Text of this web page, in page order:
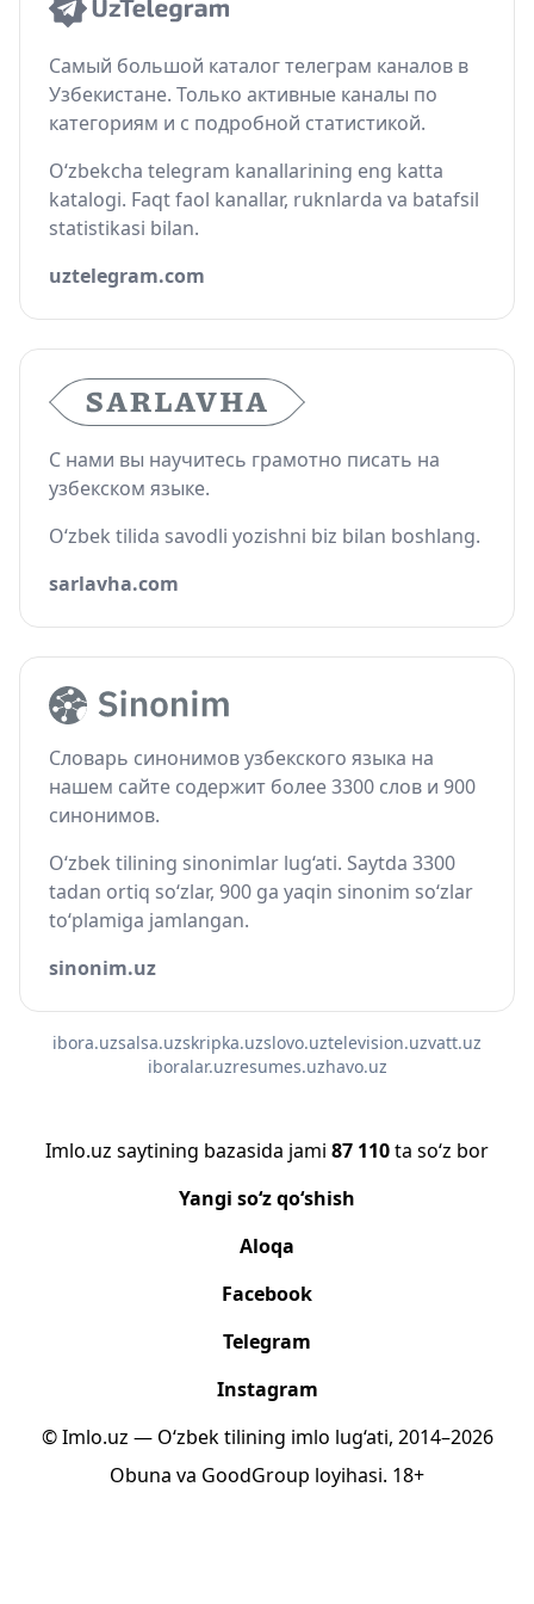
Самый большой каталог телеграм каналов в
Узбекистане. Только активные каналы по
категориям и с подробной статистикой.
O‘zbekcha telegram kanallarining eng katta
katalogi. Faqt faol kanallar, ruknlarda va batafsil
statistikasi bilan.
uztelegram.com
С нами вы научитесь грамотно писать на
узбекском языке.
O‘zbek tilida savodli yozishni biz bilan boshlang.
sarlavha.com
Словарь синонимов узбекского языка на
нашем сайте содержит более 3300 слов и 900
синонимов.
O‘zbek tilining sinonimlar lug‘ati. Saytda 3300
tadan ortiq so‘zlar, 900 ga yaqin sinonim so‘zlar
to‘plamiga jamlangan.
sinonim.uz
ibora.uzsalsa.uzskripka.uzslovo.uztelevision.uzvatt.uz
iboralar.uzresumes.uzhavo.uz
Imlo.uz saytining bazasida jami 87 110ta so‘z bor
Yangi so‘z qo‘shish
Aloqa
Facebook
Telegram
Instagram
© Imlo.uz — O‘zbek tilining imlo lug‘ati, 2014–2026
Obuna va GoodGroup loyihasi. 18+